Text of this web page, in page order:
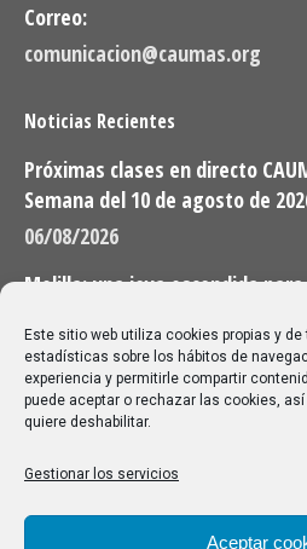
Este sitio web utiliza cookies propias y
estadísticas sobre los hábitos de
experiencia y permitirle compartir
puede aceptar o rechazar las cookies,
quiere deshabilitar.
Gestionar los servicios
Aceptar
Correo:
comunicacion@caumas.org
Noticias Recientes
Próximas clases en directo
Semana del 10 de agosto de
06/08/2026
Melilla: una joya escondida
Buscar
Buscar:
Aviso Legal|Política de